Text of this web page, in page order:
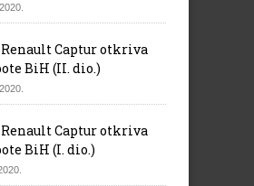
Renault Captur otkriva
BiH (II. dio.)
Renault Captur otkriva
BiH (I. dio.)